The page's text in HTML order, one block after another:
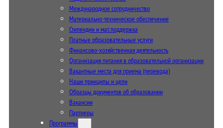
Международное сотрудничество
Материально-техническое обеспечение
Стипендии и мат. поддержка
Платные образовательные услуги
Финансово-хозяйственная деятельность
Организация питания в образовательной организации
Вакантные места для приема (перевода)
Наши принципы и цели
Образцы документов об образовании
Вакансии
Партнеры
Программы